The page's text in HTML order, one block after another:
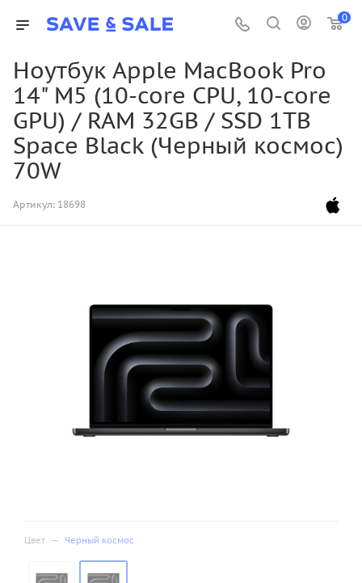
0
Ноутбук Apple MacBook Pro
14" M5 (10-core CPU, 10-core
GPU) / RAM 32GB / SSD 1TB
Space Black (Черный космос)
70W
Артикул: 18698
Цвет — Черный космос